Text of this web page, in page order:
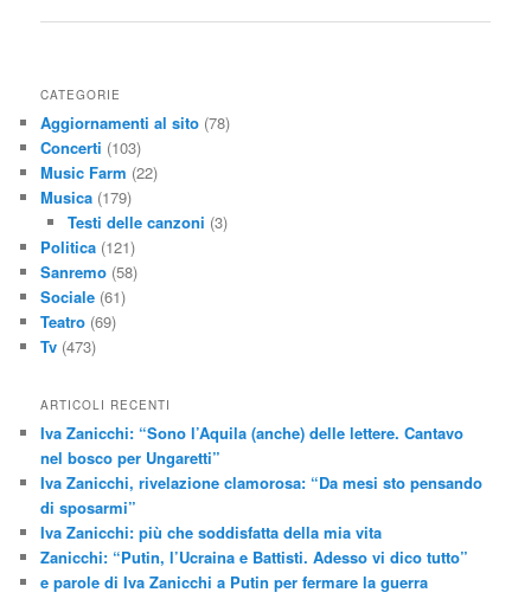
CATEGORIE
Aggiornamenti al sito (78)
Concerti (103)
Music Farm (22)
Musica (179)
Testi delle canzoni (3)
Politica (121)
Sanremo (58)
Sociale (61)
Teatro (69)
Tv (473)
ARTICOLI RECENTI
Iva Zanicchi: “Sono l’Aquila (anche) delle lettere. Cantavo
nel bosco per Ungaretti”
Iva Zanicchi, rivelazione clamorosa: “Da mesi sto pensando
di sposarmi”
Iva Zanicchi: più che soddisfatta della mia vita
Zanicchi: “Putin, l’Ucraina e Battisti. Adesso vi dico tutto”
e parole di Iva Zanicchi a Putin per fermare la guerra